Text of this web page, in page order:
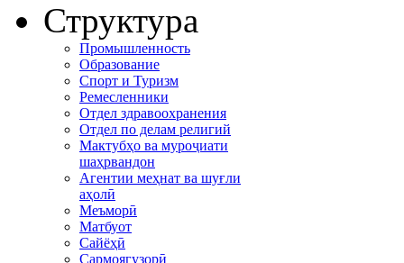
Структура
Промышленность
Образование
Спорт и Туризм
Ремесленники
Отдел здравоохранения
Отдел по делам религий
Мактубҳо ва муроҷиати
шаҳрвандон
Агентии меҳнат ва шуғли
аҳолӣ
Меъморӣ
Матбуот
Сайёҳӣ
Сармоягузорӣ